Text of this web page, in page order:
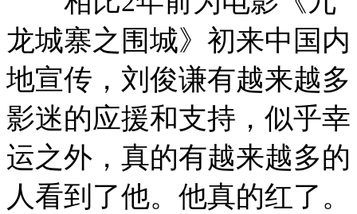
龙城寨之围城》初来中国内
地宣传，刘俊谦有越来越多
影迷的应援和支持，似乎幸
运之外，真的有越来越多的
人看到了他。他真的红了。